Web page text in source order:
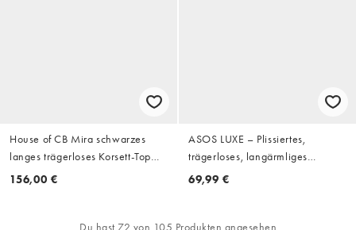
House of CB Mira schwarzes
langes trägerloses Korsett-Top
aus Spitze in Schwarz
156,00 €
ASOS LUXE – Plissiertes,
trägerloses, langärmliges
Oberteil in Weiß
69,99 €
Du hast 72 von 105 Produkten angesehen